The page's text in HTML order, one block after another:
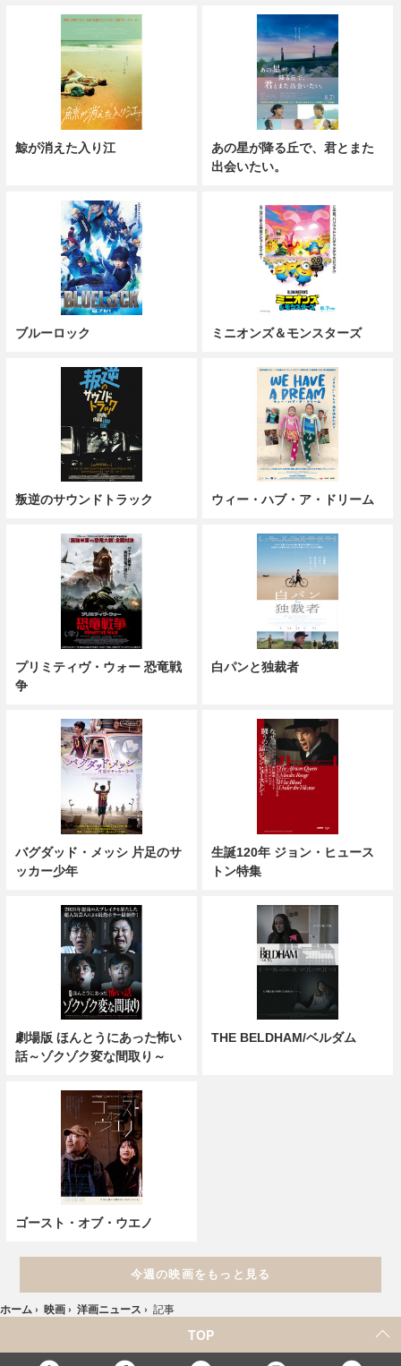
鯨が消えた入り江
あの星が降る丘で、君とまた
出会いたい。
ブルーロック ミニオンズ＆モンスターズ
叛逆のサウンドトラック ウィー・ハブ・ア・ドリーム
プリミティヴ・ウォー 恐竜戦
争
白パンと独裁者
バグダッド・メッシ 片足のサ
ッカー少年
生誕120年 ジョン・ヒュース
トン特集
劇場版 ほんとうにあった怖い
話～ゾクゾク変な間取り～
THE BELDHAM/ベルダム
ゴースト・オブ・ウエノ
今週の映画をもっと見る
ホーム › 映画 › 洋画ニュース › 記事
TOP